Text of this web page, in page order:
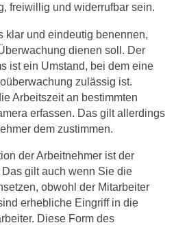
freiwillig und widerrufbar sein.
klar und eindeutig benennen,
dienen soll. Der
ist ein Umstand, bei dem eine
zulässig ist.
Arbeitszeit an bestimmten
erfassen. Das gilt allerdings
dem zustimmen.
der Arbeitnehmer ist der
gilt auch wenn Sie die
obwohl der Mitarbeiter
erhebliche Eingriff in die
Diese Form des